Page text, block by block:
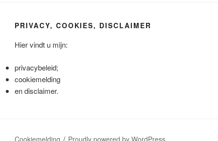
PRIVACY, COOKIES, DISCLAIMER
Hier vindt u mijn:
privacybeleid;
cookiemelding
en disclaimer.
Cookiemelding Proudly powered by WordPress